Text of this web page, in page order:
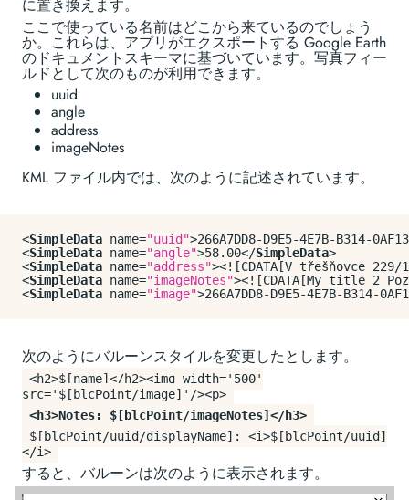
に置き換えます。
ここで使っている名前はどこから来ているのでしょう
か。これらは、アプリがエクスポートする Google Earth
のドキュメントスキーマに基づいています。写真フィー
ルドとして次のものが利用できます。
uuid
angle
address
imageNotes
KML ファイル内では、次のように記述されています。
<SimpleData name="uuid">266A7DD8-D9E5-4E7B-B314-
<SimpleData name="angle">58.00</SimpleData>
<SimpleData name="address"><![CDATA[V třešňovce
<SimpleData name="imageNotes"><![CDATA[My title 2
<SimpleData name="image">266A7DD8-D9E5-4E7B-B314-
次のようにバルーンスタイルを変更したとします。
<h2>$[name]</h2><img width='500'
src='$[blcPoint/image]'/><p>
<h3>Notes: $[blcPoint/imageNotes]</h3>
$[blcPoint/uuid/displayName]: <i>$[blcPoint/uuid]
</i>
すると、バルーンは次のように表示されます。